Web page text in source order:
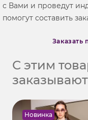
с Вами и проведут
помогут составить
Заказать
С этим
заказывают
Новинка